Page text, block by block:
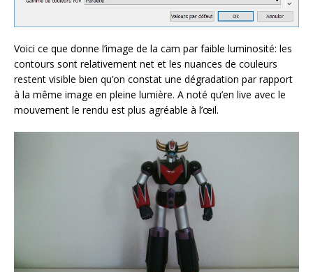
Voici ce que donne l’image de la cam par faible luminosité: les
contours sont relativement net et les nuances de couleurs
restent visible bien qu’on constat une dégradation par rapport
à la même image en pleine lumière. A noté qu’en live avec le
mouvement le rendu est plus agréable à l’œil.